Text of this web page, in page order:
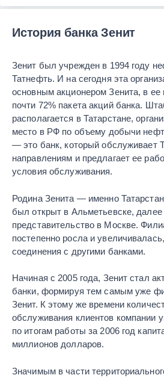
История банка Зенит
Зенит был учрежден в 1994 году
Татнефть. И на сегодня эта
основным акционером Зенита, в ее
почти 72% пакета акций банка.
располагается в Татарстане,
место в РФ по объему добычи
— это банк, который обслуживает
направлениям и предлагает ее
условия обслуживания.
Родина Зенита — именно
был открыт в Альметьевске, далее
представительство в Москве.
постепенно росла и
соединения с другими банками.
Начиная с 2005 года, Зенит стал
банки, формируя тем самым уже
Зенит. К этому же времени
обслуживания клиентов компании
по итогам работы за 2006 год
миллионов долларов.
Значимым в части